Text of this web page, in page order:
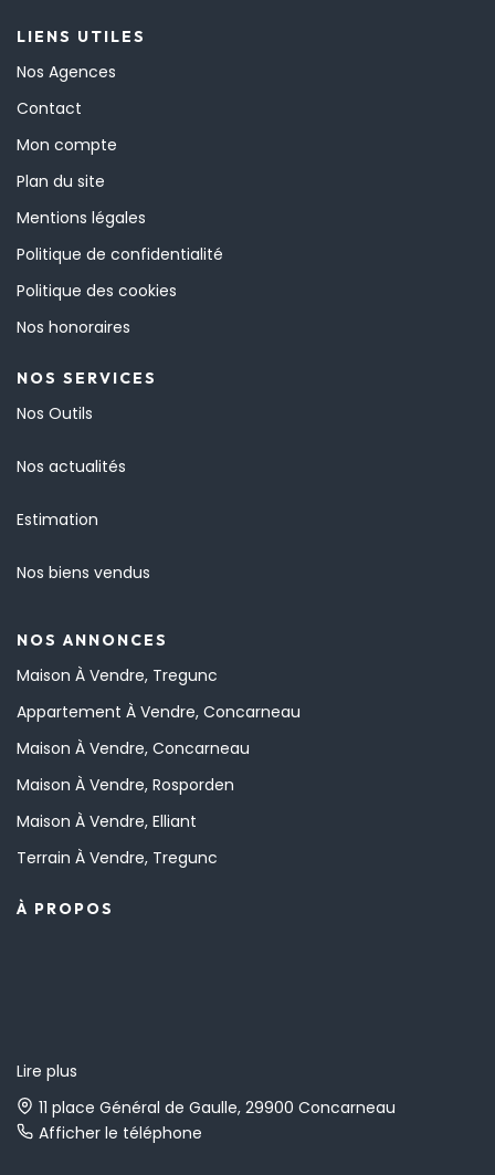
LIENS UTILES
Nos Agences
Contact
Mon compte
Plan du site
Mentions légales
Politique de confidentialité
Politique des cookies
Nos honoraires
NOS SERVICES
Nos Outils
Nos actualités
Estimation
Nos biens vendus
NOS ANNONCES
Maison À Vendre, Tregunc
Appartement À Vendre, Concarneau
Maison À Vendre, Concarneau
Maison À Vendre, Rosporden
Maison À Vendre, Elliant
Terrain À Vendre, Tregunc
À PROPOS
Lire plus
11 place Général de Gaulle, 29900 Concarneau
Afficher le téléphone